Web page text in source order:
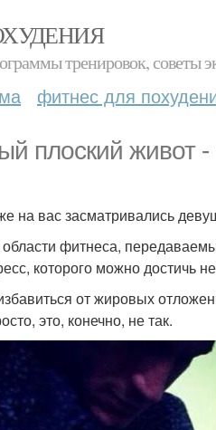
тренировок, советы
фитнес для
плоский живот -
на вас засматривались
фитнеса,
которого можно достичь
от жировых
это, конечно, не так.